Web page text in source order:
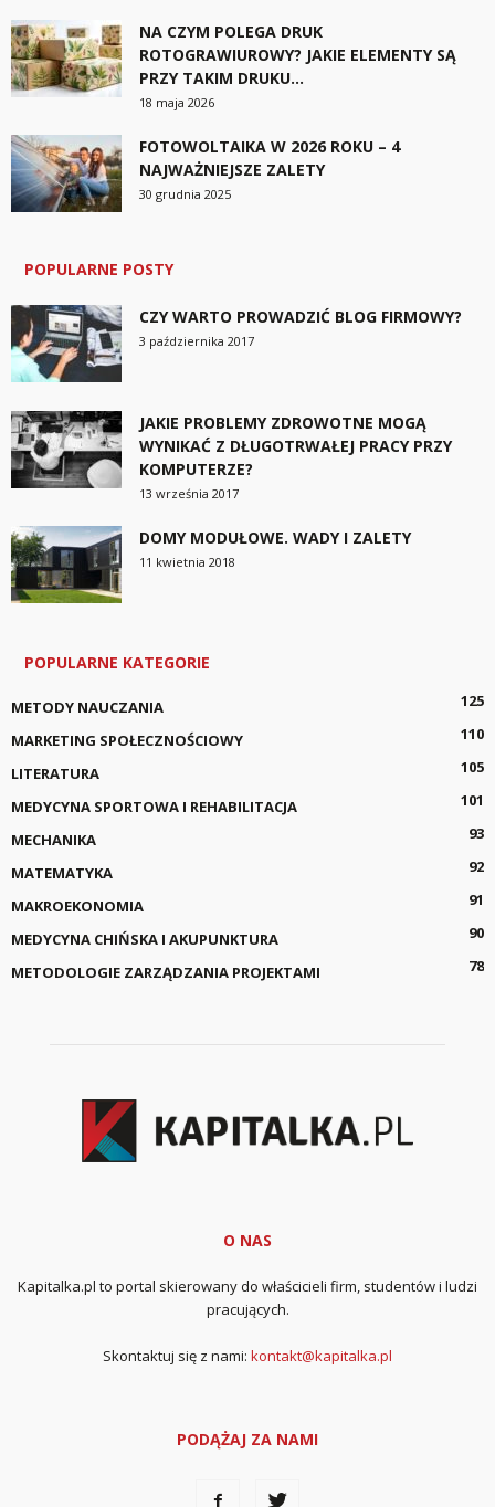
NA CZYM POLEGA DRUK
ROTOGRAWIUROWY? JAKIE ELEMENTY SĄ
PRZY TAKIM DRUKU...
18 maja 2026
FOTOWOLTAIKA W 2026 ROKU – 4
NAJWAŻNIEJSZE ZALETY
30 grudnia 2025
POPULARNE POSTY
CZY WARTO PROWADZIĆ BLOG FIRMOWY?
3 października 2017
JAKIE PROBLEMY ZDROWOTNE MOGĄ
WYNIKAĆ Z DŁUGOTRWAŁEJ PRACY PRZY
KOMPUTERZE?
13 września 2017
DOMY MODUŁOWE. WADY I ZALETY
11 kwietnia 2018
POPULARNE KATEGORIE
METODY NAUCZANIA
125
MARKETING SPOŁECZNOŚCIOWY
110
LITERATURA
105
MEDYCYNA SPORTOWA I REHABILITACJA
101
MECHANIKA
93
MATEMATYKA
92
MAKROEKONOMIA
91
MEDYCYNA CHIŃSKA I AKUPUNKTURA
90
METODOLOGIE ZARZĄDZANIA PROJEKTAMI
78
O NAS
Kapitalka.pl to portal skierowany do właścicieli firm, studentów i ludzi
pracujących.
Skontaktuj się z nami: kontakt@kapitalka.pl
PODĄŻAJ ZA NAMI